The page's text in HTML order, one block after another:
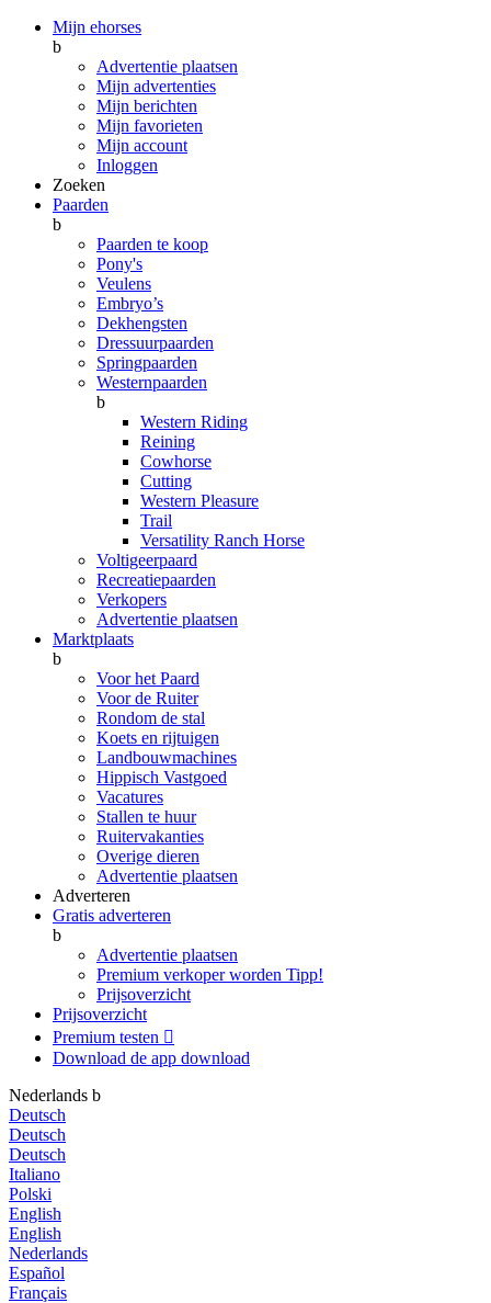
Mijn ehorses
b
Advertentie plaatsen
Mijn advertenties
Mijn berichten
Mijn favorieten
Mijn account
Inloggen
Zoeken
Paarden
b
Paarden te koop
Pony's
Veulens
Embryo’s
Dekhengsten
Dressuurpaarden
Springpaarden
Westernpaarden
b
Western Riding
Reining
Cowhorse
Cutting
Western Pleasure
Trail
Versatility Ranch Horse
Voltigeerpaard
Recreatiepaarden
Verkopers
Advertentie plaatsen
Marktplaats
b
Voor het Paard
Voor de Ruiter
Rondom de stal
Koets en rijtuigen
Landbouwmachines
Hippisch Vastgoed
Vacatures
Stallen te huur
Ruitervakanties
Overige dieren
Advertentie plaatsen
Adverteren
Gratis adverteren
b
Advertentie plaatsen
Premium verkoper worden Tipp!
Prijsoverzicht
Prijsoverzicht
Premium testen 
Download de app download
Nederlands b
Deutsch
Deutsch
Deutsch
Italiano
Polski
English
English
Nederlands
Español
Français